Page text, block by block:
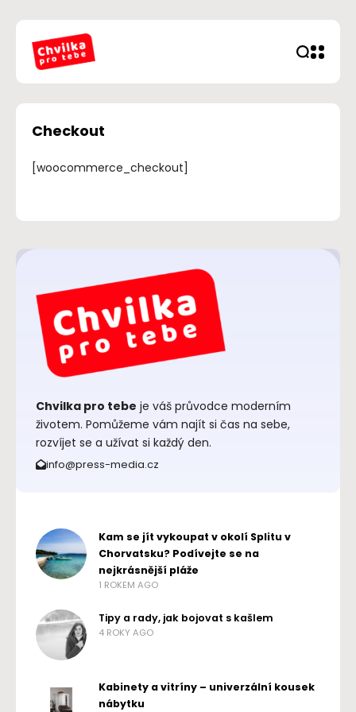
Checkout
[woocommerce_checkout]
Chvilka pro tebe je váš průvodce moderním
životem. Pomůžeme vám najít si čas na sebe,
rozvíjet se a užívat si každý den.
info@press-media.cz
Kam se jít vykoupat v okolí Splitu v
Chorvatsku? Podívejte se na
nejkrásnější pláže
1 ROKEM AGO
Tipy a rady, jak bojovat s kašlem
4 ROKY AGO
Kabinety a vitríny – univerzální kousek
nábytku